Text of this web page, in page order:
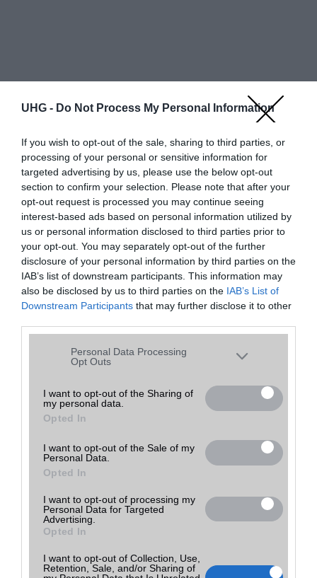
UHG - Do Not Process My Personal Information
If you wish to opt-out of the sale, sharing to third parties, or
processing of your personal or sensitive information for
targeted advertising by us, please use the below opt-out
section to confirm your selection. Please note that after your
opt-out request is processed you may continue seeing
interest-based ads based on personal information utilized by
us or personal information disclosed to third parties prior to
your opt-out. You may separately opt-out of the further
disclosure of your personal information by third parties on the
IAB’s list of downstream participants. This information may
also be disclosed by us to third parties on the IAB’s List of
Downstream Participants that may further disclose it to other
services and may gather and store information including but
grant or deny consent to Google and its third-party tags to
use your data for below specified purposes in below Google
consent section.
Personal Data Processing
Opt Outs
I want to opt-out of the Sharing of
my personal data.
Opted In
I want to opt-out of the Sale of my
Personal Data.
Opted In
I want to opt-out of processing my
Personal Data for Targeted
Advertising.
Opted In
I want to opt-out of Collection, Use,
Retention, Sale, and/or Sharing of
Egy oldalon találat
Kiemelt ajánlatok "Samsung Galaxy S25 " keresésre
Bolt neve Részletek Állapot Szín Bruttó ár
Euro Gsm
Budapest
részletek új 222 000 Ft
(ne. 222 000)
Tovább a bolthoz
További ajánlatok
Euro Gsm 243 000 Ft
(ne. 243 000)
Mit tehetsz, ha elfelejtetted a lock screen mintát?
2016.01.14
| SamMobile
Sokakban felmerül, hogy vajon mit lehet tenni akkor, ha Samsung
okostelefonján elfelejti a lezárt képernyõ feloldó jelszavát, kódját
vagy a mintát. Szerencsére van megoldás.
A legjobb telefonok játékhoz
2022.11.04
Ha szeretünk telefonon, utazás vagy éppen várakozás közben